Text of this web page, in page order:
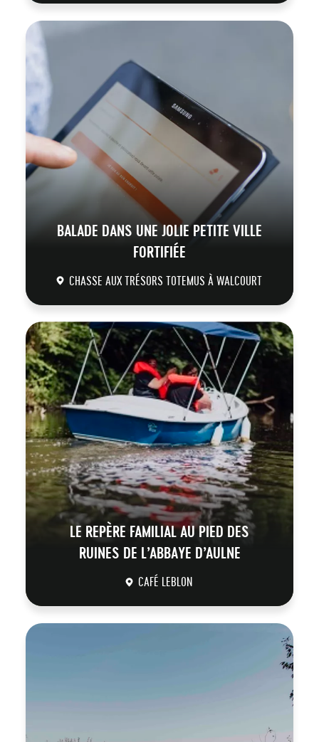
BALADE DANS UNE JOLIE PETITE VILLE
FORTIFIÉE
CHASSE AUX TRÉSORS TOTEMUS À WALCOURT
LE REPÈRE FAMILIAL AU PIED DES
RUINES DE L’ABBAYE D’AULNE
CAFÉ LEBLON